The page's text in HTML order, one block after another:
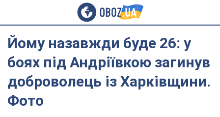
Йому назавжди буде 26: у
боях під Андріївкою загинув
доброволець із Харківщини.
Фото